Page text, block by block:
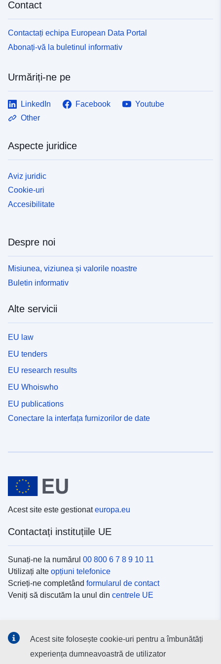
Contact
Contactați echipa European Data Portal
Abonați-vă la buletinul informativ
Urmăriți-ne pe
LinkedIn Facebook
Youtube
Other
Aspecte juridice
Aviz juridic
Cookie-uri
Accesibilitate
Despre noi
Misiunea, viziunea și valorile noastre
Buletin informativ
Alte servicii
EU law
EU tenders
EU research results
EU Whoiswho
EU publications
Conectare la interfața furnizorilor de date
Acest site este gestionateuropa.eu
Contactați instituțiile UE
Sunați-ne la numărul 00 800 6 7 8 9 10 11
Utilizați alte opțiuni telefonice
Scrieți-ne completând formularul de contact
Veniți să discutăm la unul din centrele UE
Descoperiți canalele UEpe rețelele sociale
Acest site folosește cookie-uri pentru a îmbunătăți
experiența dumneavoastră de utilizator